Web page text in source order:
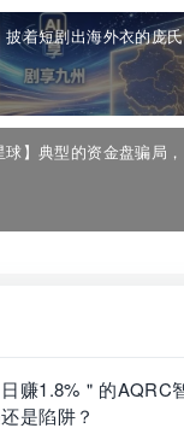
着短剧出海外衣的庞
球】典型的资金盘骗局
日赚1.8%＂的AQRC
是陷阱？